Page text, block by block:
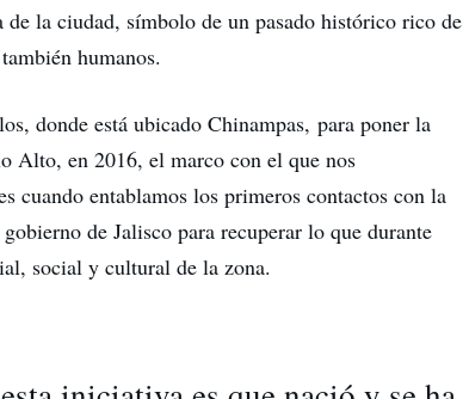
de la ciudad, símbolo de un pasado histórico rico de
humanos.
donde está ubicado Chinampas, para poner la
Alto, en 2016, el marco con el que nos
cuando entablamos los primeros contactos con la
de Jalisco para recuperar lo que durante
social y cultural de la zona.